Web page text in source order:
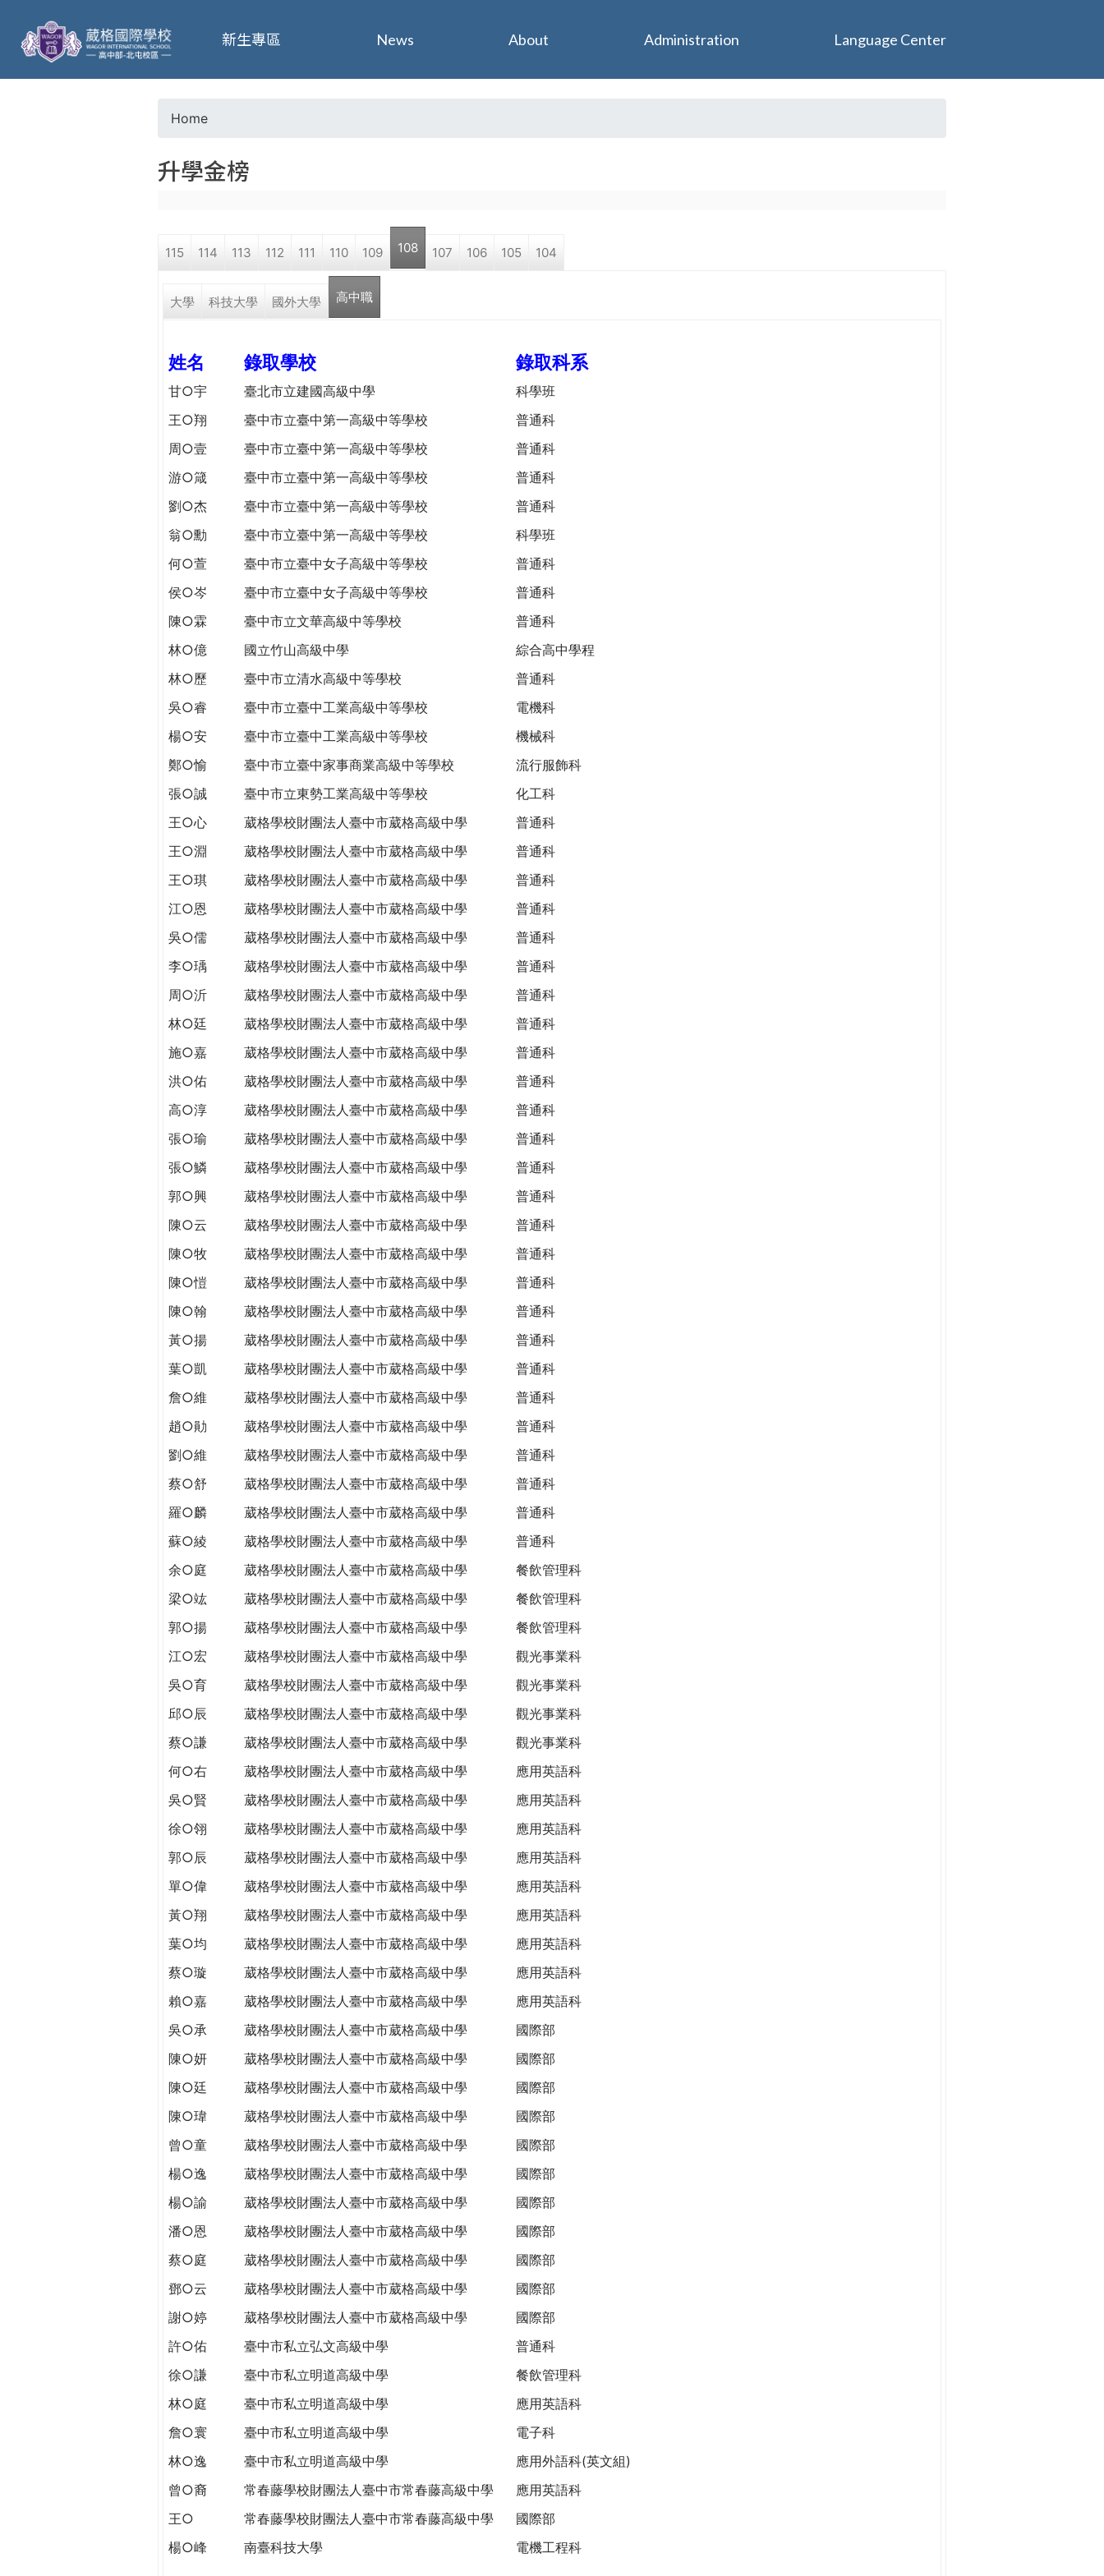
葳
格
o
a
r
h
e
r
e
Home
升學金榜
115 114 113 112 111 110 109 108 107 106 105 104
大學 科技大學 國外大學 高中職
姓名 錄取學校 錄取科系
甘○宇 臺北市立建國高級中學
科學班
王○翔
臺中市立臺中第一高級中等學校
普通科
周○壹
臺中市立臺中第一高級中等學校
普通科
游○箴
臺中市立臺中第一高級中等學校
普通科
劉○杰
臺中市立臺中第一高級中等學校
普通科
翁○勳
臺中市立臺中第一高級中等學校
科學班
何○萱
臺中市立臺中女子高級中等學校
普通科
侯○岑
臺中市立臺中女子高級中等學校
普通科
陳○霖
臺中市立文華高級中等學校
普通科
林○億
國立竹山高級中學
綜合高中學程
林○歷
臺中市立清水高級中等學校
普通科
吳○睿
臺中市立臺中工業高級中等學校
電機科
楊○安
臺中市立臺中工業高級中等學校
機械科
鄭○愉
臺中市立臺中家事商業高級中等學校
流行服飾科
張○誠
臺中市立東勢工業高級中等學校
化工科
王○心
葳格學校財團法人臺中市葳格高級中學
普通科
王○淵
葳格學校財團法人臺中市葳格高級中學
普通科
王○琪
葳格學校財團法人臺中市葳格高級中學
普通科
江○恩
葳格學校財團法人臺中市葳格高級中學
普通科
吳○儒
葳格學校財團法人臺中市葳格高級中學
普通科
李○瑀
葳格學校財團法人臺中市葳格高級中學
普通科
周○沂
葳格學校財團法人臺中市葳格高級中學
普通科
林○廷
葳格學校財團法人臺中市葳格高級中學
普通科
施○嘉
葳格學校財團法人臺中市葳格高級中學
普通科
洪○佑
葳格學校財團法人臺中市葳格高級中學
普通科
高○淳
葳格學校財團法人臺中市葳格高級中學
普通科
張○瑜
葳格學校財團法人臺中市葳格高級中學
普通科
張○鱗
葳格學校財團法人臺中市葳格高級中學
普通科
郭○興
葳格學校財團法人臺中市葳格高級中學
普通科
陳○云
葳格學校財團法人臺中市葳格高級中學
普通科
陳○牧
葳格學校財團法人臺中市葳格高級中學
普通科
陳○愷
葳格學校財團法人臺中市葳格高級中學
普通科
陳○翰
葳格學校財團法人臺中市葳格高級中學
普通科
黃○揚
葳格學校財團法人臺中市葳格高級中學
普通科
葉○凱
葳格學校財團法人臺中市葳格高級中學
普通科
詹○維
葳格學校財團法人臺中市葳格高級中學
普通科
趙○勛
葳格學校財團法人臺中市葳格高級中學
普通科
劉○維
葳格學校財團法人臺中市葳格高級中學
普通科
蔡○舒
葳格學校財團法人臺中市葳格高級中學
普通科
羅○麟
葳格學校財團法人臺中市葳格高級中學
普通科
蘇○綾
葳格學校財團法人臺中市葳格高級中學
普通科
余○庭
葳格學校財團法人臺中市葳格高級中學
餐飲管理科
梁○竑
葳格學校財團法人臺中市葳格高級中學
餐飲管理科
郭○揚
葳格學校財團法人臺中市葳格高級中學
餐飲管理科
江○宏
葳格學校財團法人臺中市葳格高級中學
觀光事業科
吳○育
葳格學校財團法人臺中市葳格高級中學
觀光事業科
邱○辰
葳格學校財團法人臺中市葳格高級中學
觀光事業科
蔡○謙
葳格學校財團法人臺中市葳格高級中學
觀光事業科
何○右
葳格學校財團法人臺中市葳格高級中學
應用英語科
吳○賢
葳格學校財團法人臺中市葳格高級中學
應用英語科
徐○翎
葳格學校財團法人臺中市葳格高級中學
應用英語科
郭○辰
葳格學校財團法人臺中市葳格高級中學
應用英語科
單○偉
葳格學校財團法人臺中市葳格高級中學
應用英語科
黃○翔
葳格學校財團法人臺中市葳格高級中學
應用英語科
葉○均
葳格學校財團法人臺中市葳格高級中學
應用英語科
蔡○璇
葳格學校財團法人臺中市葳格高級中學
應用英語科
賴○嘉
葳格學校財團法人臺中市葳格高級中學
應用英語科
吳○承
葳格學校財團法人臺中市葳格高級中學
國際部
陳○妍
葳格學校財團法人臺中市葳格高級中學
國際部
陳○廷
葳格學校財團法人臺中市葳格高級中學
國際部
陳○瑋
葳格學校財團法人臺中市葳格高級中學
國際部
曾○童
葳格學校財團法人臺中市葳格高級中學
國際部
楊○逸
葳格學校財團法人臺中市葳格高級中學
國際部
楊○諭
葳格學校財團法人臺中市葳格高級中學
國際部
潘○恩
葳格學校財團法人臺中市葳格高級中學
國際部
蔡○庭
葳格學校財團法人臺中市葳格高級中學
國際部
鄧○云
葳格學校財團法人臺中市葳格高級中學
國際部
謝○婷
葳格學校財團法人臺中市葳格高級中學
國際部
許○佑
臺中市私立弘文高級中學
普通科
徐○謙
臺中市私立明道高級中學
餐飲管理科
林○庭
臺中市私立明道高級中學
應用英語科
詹○寰
臺中市私立明道高級中學
電子科
林○逸
臺中市私立明道高級中學
應用外語科(英文組)
曾○裔
常春藤學校財團法人臺中市常春藤高級中學
應用英語科
王○
常春藤學校財團法人臺中市常春藤高級中學
國際部
楊○峰
南臺科技大學 電機工程科
新生專區 News About Administration Language Center